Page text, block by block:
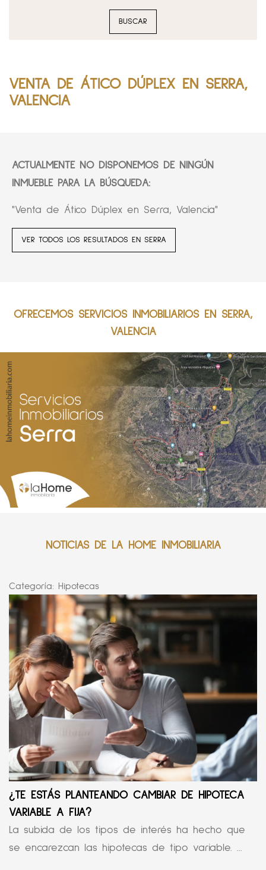
BUSCAR
VENTA DE ÁTICO DÚPLEX EN SERRA,
VALENCIA
ACTUALMENTE NO DISPONEMOS DE NINGÚN
INMUEBLE PARA LA BÚSQUEDA:
"Venta de Ático Dúplex en Serra, Valencia"
VER TODOS LOS RESULTADOS EN SERRA
OFRECEMOS SERVICIOS INMOBILIARIOS EN SERRA,
VALENCIA
NOTICIAS DE LA HOME INMOBILIARIA
Categoría: Hipotecas
¿TE ESTÁS PLANTEANDO CAMBIAR DE HIPOTECA
VARIABLE A FIJA?
La subida de los tipos de interés ha hecho que
se encarezcan las hipotecas de tipo variable. ...